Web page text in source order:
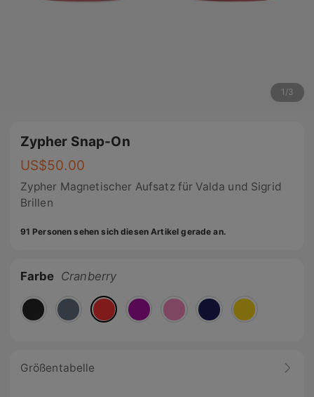
1 /3
Zypher Snap-On
US$50.00
Zypher Magnetischer Aufsatz für Valda und Sigrid
Brillen
91 Personen sehen sich diesen Artikel gerade an.
Farbe Cranberry
Größentabelle